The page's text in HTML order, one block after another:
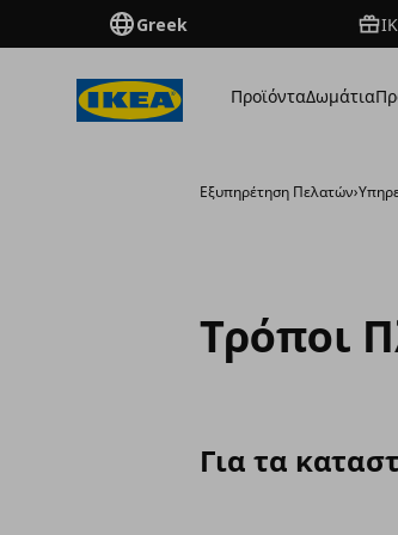
Greek
ΠροϊόνταΔωμάτια
Εξυπηρέτηση Πελατών›
Τρόποι
Για τα